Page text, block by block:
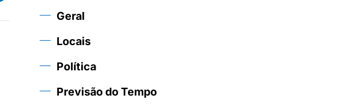
Geral
Locais
Política
Previsão do Tempo